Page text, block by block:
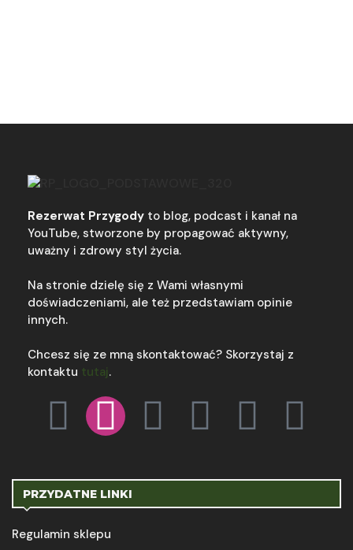
Rezerwat Przygody to blog, podcast i kanał na
YouTube, stworzone by propagować aktywny,
uważny i zdrowy styl życia.
Na stronie dzielę się z Wami własnymi
doświadczeniami, ale też przedstawiam opinie
innych.
Chcesz się ze mną skontaktować? Skorzystaj z
kontaktu tutaj.
PRZYDATNE LINKI
Regulamin sklepu